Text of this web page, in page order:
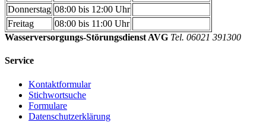
Donnerstag 08:00 bis 12:00 Uhr
Freitag
08:00 bis 11:00 Uhr
Wasserversorgungs-Störungsdienst AVG Tel. 06021 391300
Service
Kontaktformular
Stichwortsuche
Formulare
Datenschutzerklärung